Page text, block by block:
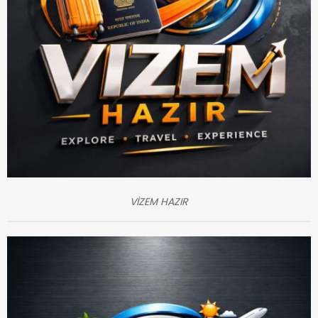
VİZEM HAZIR